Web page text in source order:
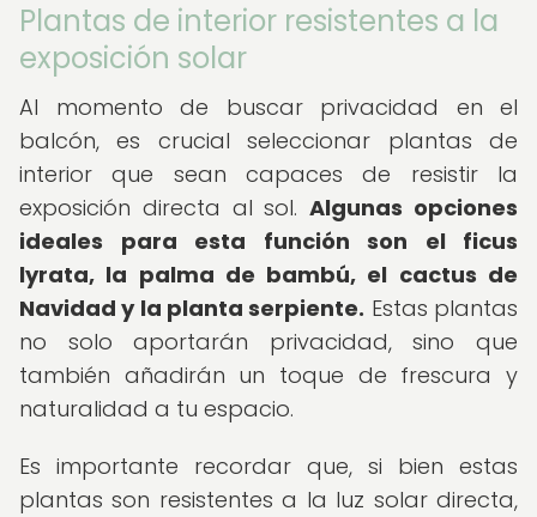
Plantas de interior resistentes a la
exposición solar
Al momento de buscar privacidad en el
balcón, es crucial seleccionar plantas de
interior que sean capaces de resistir la
exposición directa al sol.Algunas opciones
ideales para esta función son el ficus
lyrata, la palma de bambú, el cactus de
Navidad y la planta serpiente. Estas plantas
no solo aportarán privacidad, sino que
también añadirán un toque de frescura y
naturalidad a tu espacio.
Es importante recordar que, si bien estas
plantas son resistentes a la luz solar directa,